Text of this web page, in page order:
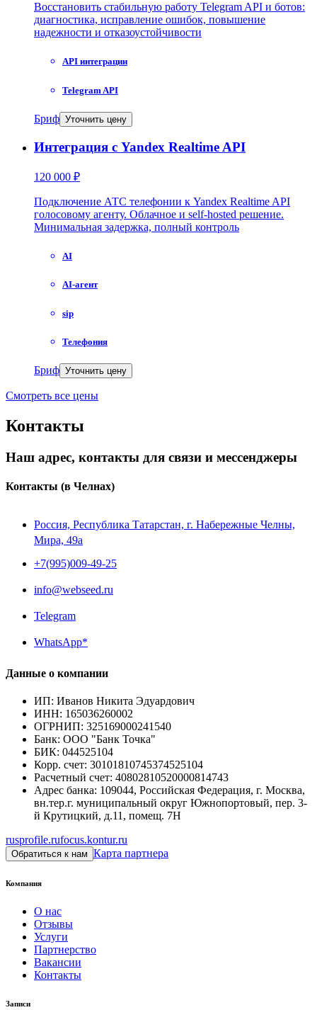
Восстановить стабильную работу Telegram API и ботов:
диагностика, исправление ошибок, повышение
надежности и отказоустойчивости
API интеграции
Telegram API
Бриф Уточнить цену
Интеграция с Yandex Realtime API
120 000 ₽
Подключение АТС телефонии к Yandex Realtime API
голосовому агенту. Облачное и self-hosted решение.
Минимальная задержка, полный контроль
AI
AI-агент
sip
Телефония
Бриф Уточнить цену
Смотреть все цены
Контакты
Наш адрес, контакты для связи и мессенджеры
Контакты (в Челнах)
Россия, Республика Татарстан, г. Набережные Челны,
Мира, 49a
+7(995)009-49-25
info@webseed.ru
Telegram
WhatsApp*
Данные о компании
ИП: Иванов Никита Эдуардович
ИНН: 165036260002
ОГРНИП: 325169000241540
Банк: ООО "Банк Точка"
БИК: 044525104
Корр. счет: 30101810745374525104
Расчетный счет: 40802810520000814743
Адрес банка: 109044, Российская Федерация, г. Москва,
вн.тер.г. муниципальный округ Южнопортовый, пер. 3-
й Крутицкий, д.11, помещ. 7Н
rusprofile.rufocus.kontur.ru
Обратиться к нам Карта партнера
Компания
О нас
Отзывы
Услуги
Партнерство
Вакансии
Контакты
Записи